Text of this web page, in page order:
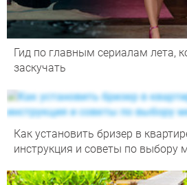
Гид по главным сериалам лета,
заскучать
Как установить бризер в
инструкция и советы по выбору